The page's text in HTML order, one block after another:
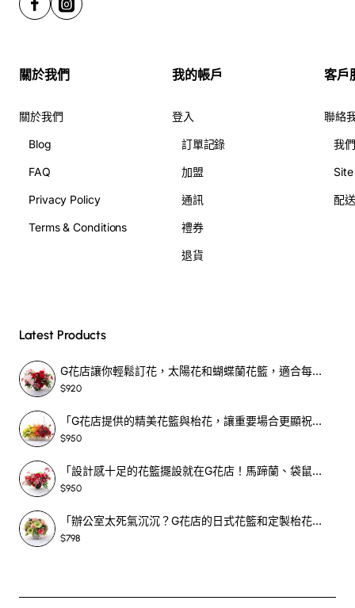
關於我們
關於我們
Blog
FAQ
Privacy Policy
Terms & Conditions
我的帳戶
登入
訂單記錄
加盟
通訊
禮券
退貨
客戶
聯絡
我
配
Latest Products
G花店讓你輕鬆訂花，太陽花和蝴蝶蘭花籃，適合每個重要時刻！-SF390
$920
「G花店提供的精美花籃與枱花，讓重要場合更顯祝賀與喜悅，適合各種用場！」-SF398
$950
「設計感十足的花籃擺設就在G花店！馬蹄蘭、袋鼠爪、罌粟花，為你的重大場合增光添彩！」-SF209
$950
「辦公室太死氣沉沉？G花店的日式花籃和定製枱花，為你帶來新鮮感！」-SF465
$798